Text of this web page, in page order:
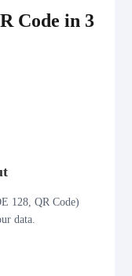
Code in 3
128, QR Code)
data.